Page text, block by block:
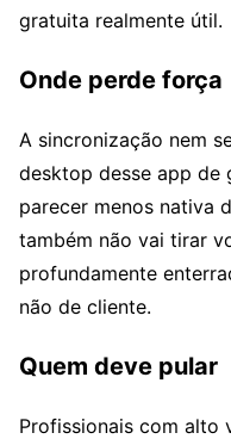
gratuita realmente útil.
Onde perde força
A sincronização nem
desktop desse app de
parecer menos nativa
também não vai tirar
profundamente
não de cliente.
Quem deve pular
Profissionais com alto